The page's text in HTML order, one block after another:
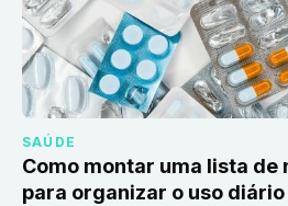
SAÚDE
Como montar uma lista
para organizar o uso diário